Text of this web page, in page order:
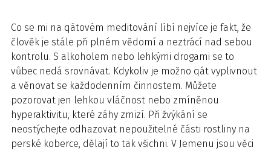
Co se mi na qátovém meditování líbí nejvíce je fakt, že
člověk je stále při plném vědomí a neztrácí nad sebou
kontrolu. S alkoholem nebo lehkými drogami se to
vůbec nedá srovnávat. Kdykoliv je možno qát vyplivnout
a věnovat se každodenním činnostem. Můžete
pozorovat jen lehkou vláčnost nebo zmíněnou
hyperaktivitu, které záhy zmizí. Při žvýkání se
neostýchejte odhazovat nepoužitelné části rostliny na
perské koberce, dělají to tak všichni. V Jemenu jsou věci